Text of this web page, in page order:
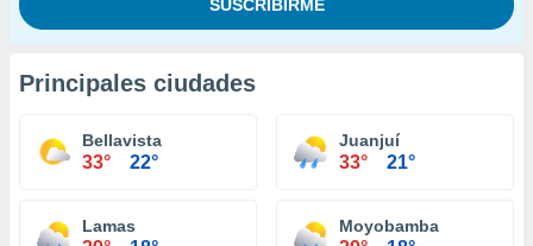
Principales ciudades
Bellavista
33° 22°
Juanjuí
33° 21°
Lamas Moyobamba